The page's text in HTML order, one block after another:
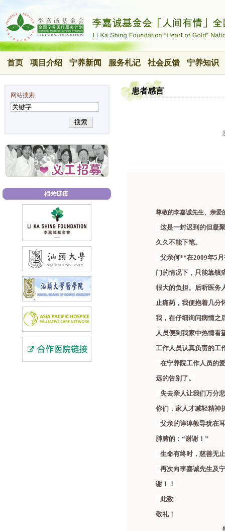
首页 项目介绍 宁养新闻 服务札记 社会反馈 宁养知识
网站搜索
搜索
患者感言
尊敬的李嘉诚先生、亲爱
这是一封迟到的但凝
久久不能下笔。
父亲何**在2009年5月
门的情况下，只能靠镇
很大的负担。后听医务
止痛药，我便抱着几分
我，在仔细询问病情之
人员便到我家中热情看
工作人员认真负责的工
在宁养院工作人员的
远的告别了。
失去亲人让我们万分
你们，家人才减轻精神
父亲的谆谆教导犹在
肺腑的：“谢谢！”
生命有终时，慈善无
再次向李嘉诚先生及
谢！！
此致
敬礼！